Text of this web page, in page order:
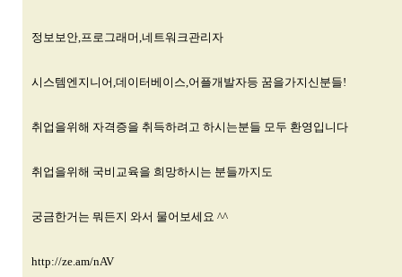
정보보안,프로그래머,네트워크관리자
시스템엔지니어,데이터베이스,어플개발자등 꿈을가지신분들!
취업을위해 자격증을 취득하려고 하시는분들 모두 환영입니다
취업을위해 국비교육을 희망하시는 분들까지도
궁금한거는 뭐든지 와서 물어보세요 ^^
http://ze.am/nAV